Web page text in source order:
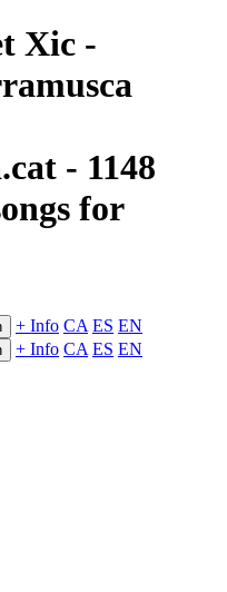
Xic -
- 1148
for
+ Info CA ES EN
+ Info CA ES EN